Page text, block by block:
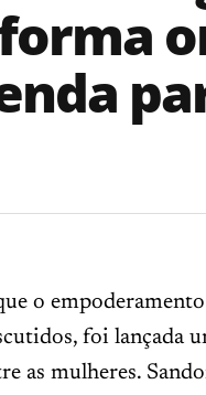
o
foi lançada
as mulheres.